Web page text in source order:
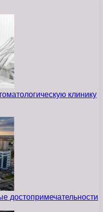
клинику
достопримечательности